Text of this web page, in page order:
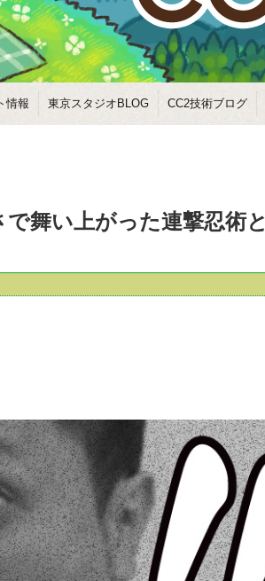
情報 東京スタジオBLOG CC2技術ブログ
舞い上がった連撃忍術と